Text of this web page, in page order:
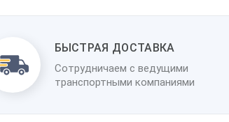
БЫСТРАЯ ДОСТАВКА
Сотрудничаем с ведущими
транспортными компаниями